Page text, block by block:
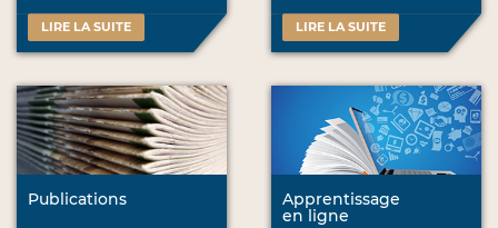
LIRE LA SUITE LIRE LA SUITE
Publications
Apprentissage
en ligne